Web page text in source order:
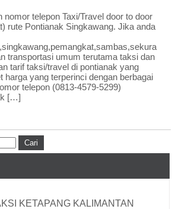
nomor telepon Taxi/Travel door to door
rute Pontianak Singkawang. Jika anda
transportasi umum terutama taksi dan
tarif taksi/travel di pontianak yang
harga yang terperinci dengan berbagai
telepon (0813-4579-5299)
[…]
KETAPANG KALIMANTAN